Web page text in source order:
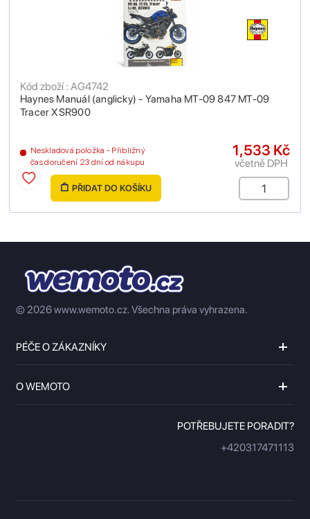
Haynes Manuál (anglicky) - Yamaha MT-09 847 MT-09
Tracer XSR900
Kód zboží : AG4742
Neskladová položka - Přibližný
čas doručení 23 dní od nákupu
1,533 Kč
včetně DPH
PŘIDAT DO KOŠÍKU
© 2026 www.wemoto.cz.Všechna práva vyhrazena.
PÉČE O ZÁKAZNÍKY
O WEMOTO
POTŘEBUJETE PORADIT?
+420317471113